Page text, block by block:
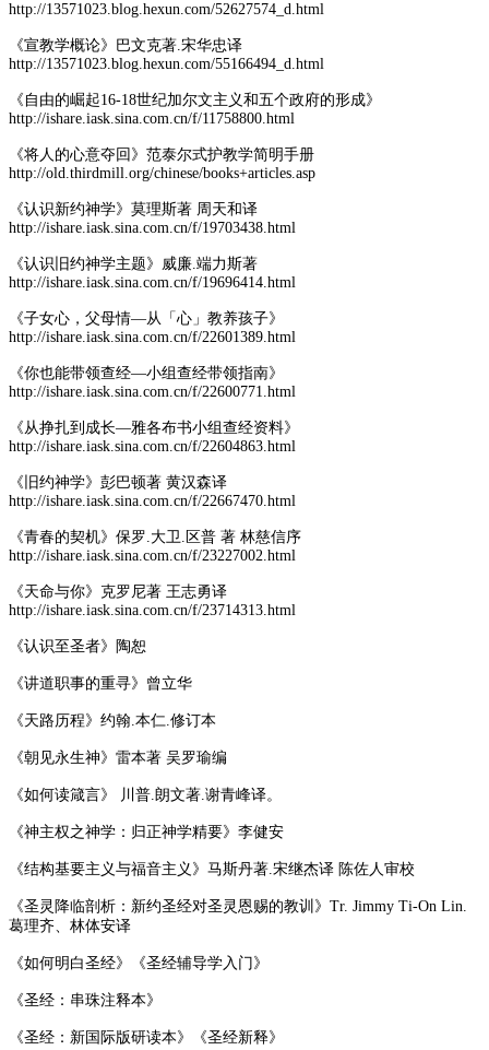
http://13571023.blog.hexun.com/52627574_d.html
《宣教学概论》巴文克著.宋华忠译
http://13571023.blog.hexun.com/55166494_d.html
《自由的崛起16-18世纪加尔文主义和五个政府的形成》
http://ishare.iask.sina.com.cn/f/11758800.html
《将人的心意夺回》范泰尔式护教学简明手册
http://old.thirdmill.org/chinese/books+articles.asp
《认识新约神学》莫理斯著 周天和译
http://ishare.iask.sina.com.cn/f/19703438.html
《认识旧约神学主题》威廉.端力斯著
http://ishare.iask.sina.com.cn/f/19696414.html
《子女心，父母情—从「心」教养孩子》
http://ishare.iask.sina.com.cn/f/22601389.html
《你也能带领查经—小组查经带领指南》
http://ishare.iask.sina.com.cn/f/22600771.html
《从挣扎到成长—雅各布书小组查经资料》
http://ishare.iask.sina.com.cn/f/22604863.html
《旧约神学》彭巴顿著 黄汉森译
http://ishare.iask.sina.com.cn/f/22667470.html
《青春的契机》保罗.大卫.区普 著 林慈信序
http://ishare.iask.sina.com.cn/f/23227002.html
《天命与你》克罗尼著 王志勇译
http://ishare.iask.sina.com.cn/f/23714313.html
《认识至圣者》陶恕
《讲道职事的重寻》曾立华
《天路历程》约翰.本仁.修订本
《朝见永生神》雷本著 吴罗瑜编
《如何读箴言》 川普.朗文著.谢青峰译。
《神主权之神学：归正神学精要》李健安
《结构基要主义与福音主义》马斯丹著.宋继杰译 陈佐人审校
《圣灵降临剖析：新约圣经对圣灵恩赐的教训》Tr. Jimmy Ti-On Lin.
葛理齐、林体安译
《如何明白圣经》《圣经辅导学入门》
《圣经：串珠注释本》
《圣经：新国际版研读本》《圣经新释》